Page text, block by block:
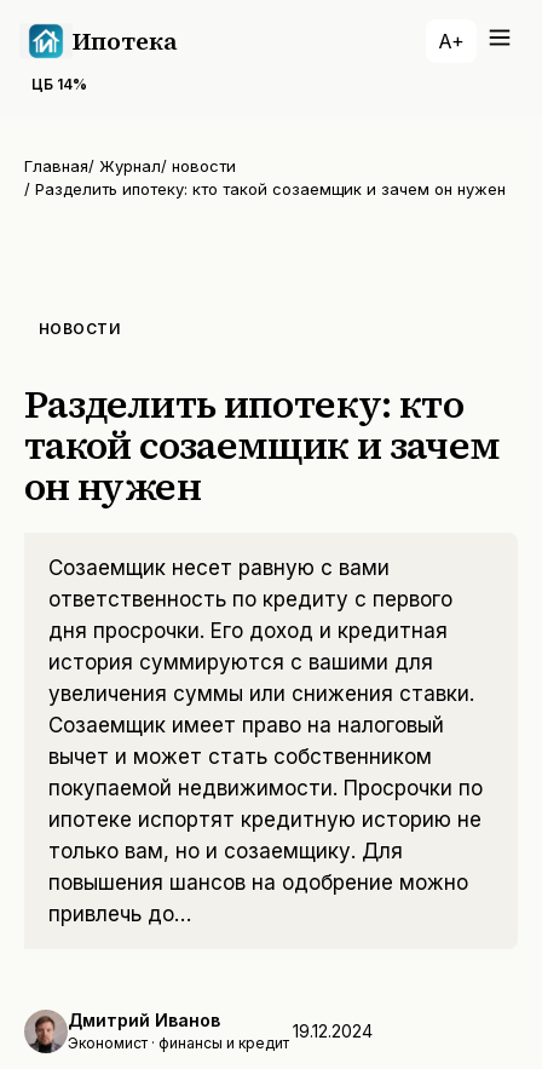
Ипотека
ЦБ 14%
A+
Главная/ Журнал/ новости
/ Разделить ипотеку: кто такой созаемщик и зачем он нужен
НОВОСТИ
Разделить ипотеку: кто
такой созаемщик и зачем
он нужен
Созаемщик несет равную с вами
ответственность по кредиту с первого
дня просрочки. Его доход и кредитная
история суммируются с вашими для
увеличения суммы или снижения ставки.
Созаемщик имеет право на налоговый
вычет и может стать собственником
покупаемой недвижимости. Просрочки по
ипотеке испортят кредитную историю не
только вам, но и созаемщику. Для
повышения шансов на одобрение можно
привлечь до…
Дмитрий Иванов
Экономист · финансы и кредит
19.12.2024